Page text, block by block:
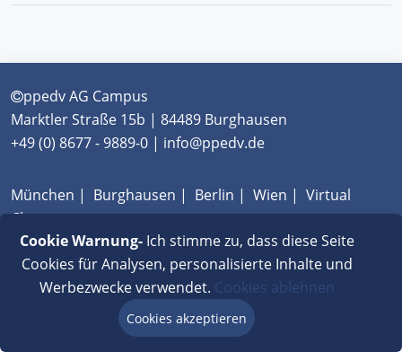
ppedv AG Campus
Marktler Straße 15b | 84489 Burghausen
+49 (0) 8677 - 9889-0 | info@ppedv.de
München | Burghausen | Berlin | Wien | Virtual
Classroom
AGB
| Impressum| Datenschutz | FAQ
Cookie Warnung-Ich stimme zu, dass diese Seite
Cookies für Analysen, personalisierte Inhalte und
Werbezwecke verwendet. Cookies ablehnen
Cookies akzeptieren